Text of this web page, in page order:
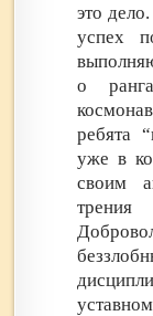
это
успех
о
ребята
уже в
своим